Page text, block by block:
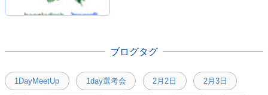
ブログタグ
1DayMeetUp 1day選考会 2月2日 2月3日